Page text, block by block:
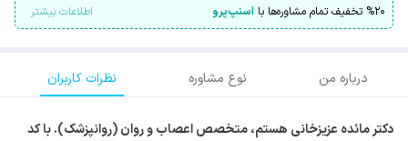
%۲۰ تخفیف تمام مشاوره‌ها با اسنپ‌پرو اطلاعات بیشتر
درباره من نوع مشاوره نظرات کاربران
دکتر مائده عزیزخانی هستم، متخصص اعصاب و روان (روانپزشک). با کد